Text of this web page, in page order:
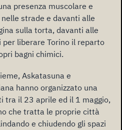
presenza muscolare e
strade e davanti alle
sulla torta, davanti alle
liberare Torino il reparto
bagni chimici.
Askatasuna e
hanno organizzato una
tra il 23 aprile ed il 1 maggio,
che tratta le proprie città
e chiudendo gli spazi